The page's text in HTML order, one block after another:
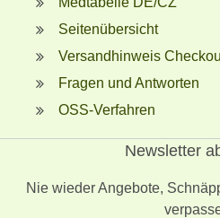
Seitenübersicht
Versandhinweis
Fragen und Antworten
OSS-Verfahren
Newsletter
Nie wieder Angebote,